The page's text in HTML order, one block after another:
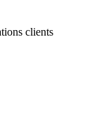
clients